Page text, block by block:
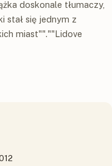
doskonale tłumaczy,
stał się jednym z
miast"".""Lidove